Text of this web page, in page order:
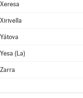
Xeresa
Xirivella
Yátova
Yesa (La)
Zarra